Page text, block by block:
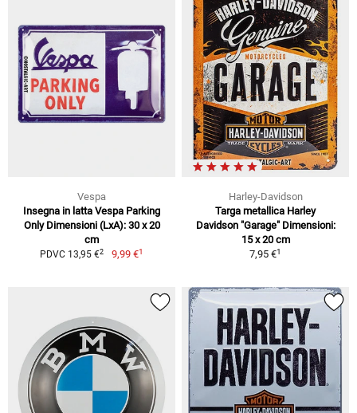
Vespa
Insegna in latta Vespa Parking
Only Dimensioni (LxA): 30 x 20
cm
PDVC 13,95 €2 9,99 €1
Harley-Davidson
Targa metallica Harley
Davidson "Garage" Dimensioni:
15 x 20 cm
7,95 €1